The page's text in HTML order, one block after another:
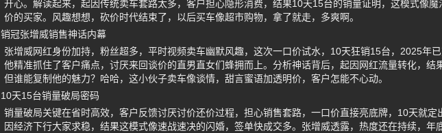
开心。解读起来，起因传统卖车套路太多，客户担心隐形消费，结果10天15台的销量证明，这模式像魔
价的买家。风趣想想，砍价时代结束了，以后买车像超市购物，拿了就走，多爽啊。
销冠张增威销售神话内幕
张增威网红身份加持，粉丝超多，平时视频卖车幽默风趣，这次一口价试水，10天狂销15台，2025年已
他精准抓住了客户痛点，讨厌来回谈价的直男直女们蜂拥而上。分析神话背后，起因网红流量转化，结
但谁能复制他的魅力？哈哈，这小伙子卖车像谈情，甜言蜜语加透明价，客户怎能不心动。
10天15台销量破局密码
销量破局关键在省时高效，客户反馈讨厌讨价还价过程，担心销售套路，一口价直接亮底牌，10天就定
因经济下行大家求稳，结果这模式像速战速决的闪婚，签单快成交多。张增威透露，热度还在持续，年